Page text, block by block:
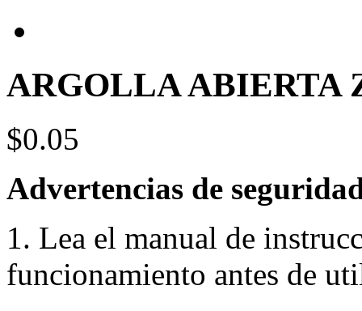
ARGOLLA ABIERTA
$0.05
Advertencias de
1. Lea el manual de
funcionamiento antes de